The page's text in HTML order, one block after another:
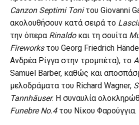
Canzon Septimi Toniτου Giovanni
ακολουθήσουν κατά σειρά το
την όπερα Rinaldoκαι τη σουίτα
Fireworksτου Georg Friedrich
Ανδρέα Ρίγγα στην τρομπέτα), το
Samuel Barber, καθώς και
μελοδράματα του Richard Wagner,
Tannhäuser. Η συναυλία
Funebre No.4του Νίκου Φαρούγγια.